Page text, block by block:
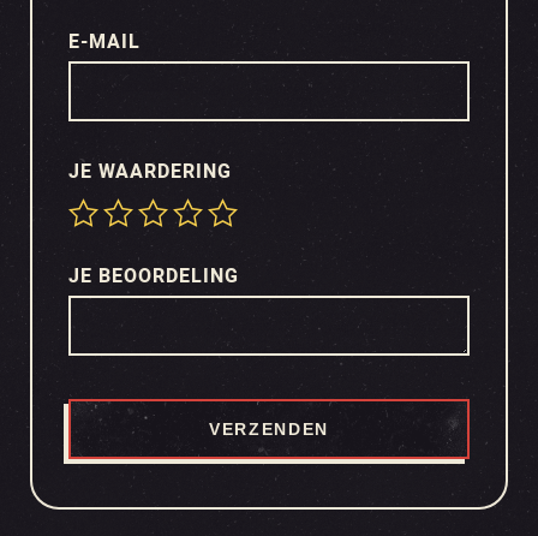
JE WAARDERING
JE BEOORDELING
E-MAIL